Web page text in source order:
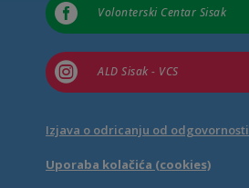
 Volonterski Centar Sisak
 ALD Sisak - VCS
Izjava o odricanju od odgovornosti
Uporaba kolačića (cookies)